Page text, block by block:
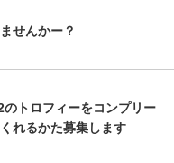
せんかー？
トロフィーをコンプリー
れるかた募集します